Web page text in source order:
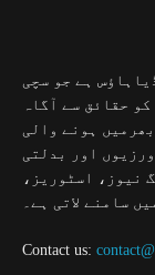
ہے جو سچی
حقائق سے آگاہ
ہونے والی
اور بدلتی
نیوز، اسٹوریز،
سامنے لاتی ہے۔
Contact us: